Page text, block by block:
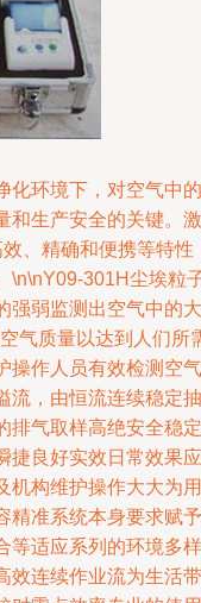
化环境下，对空气中的
和生产安全的关键。激
、精确和便携等特性
\n\nY09-301H尘埃粒
强弱监测出空气中的大
气质量以达到人们所
操作人员有效检测空气
流，由恒流连续稳定抽
排气取样高绝安全稳定
捷良好实效日常效果应
机构维护操作大大为用
精准系统本身要求赋予
等适应系列的环境多样
效连续作业流为生活带